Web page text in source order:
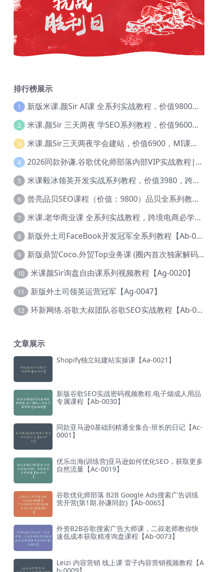
排行榜展示
1 新版米课.颜Sir AI课 全系列实战教程，价值9800，跨境首选！【Ag-0052】
2 米课.颜Sir 三天两夜 学SEO系列教程，价值9600元，跨境人都在学 【Ag-0056】
3 米课.颜Sir三天两夜学会建站，价值6900，MI课甄选课程 【Ag-0055】
4 2026同款孙谦.谷歌优化师部落内部VIP实战教程|价值4999元全网独家解码（官方报名版本）【@034】
5 米课毅冰领英开发实战系列教程，价值3980，跨境必选【Ag-0049】
6 曾亮品贝SEO课程（价值：9800）品贝全系列教程 【Ab-0022】
7 米课.老华商业课 全系列实战教程，跨境电商必学，价值16900元【Ag-0053】
8 新版外土司FaceBook开发冠军全系列教程【Ab-0021】
9 新版鼎贸Coco.外贸Top业务课 (圈内首次独家解码|460节课)【Ag-0091】
10 米课颜Sir询盘自由课系列视频教程【Ag-0020】
11 新版外土司领英运营冠军【Ag-0047】
12 环新网络.谷歌大叔团队谷歌SEO实战教程【Ab-0024】
文章展示
Shopify独立站建站实操课【Aa-0021】
新版谷歌SEO实战密码视频教程.电子烟成人用品
专属课程【Ab-0030】
同款亚马逊0基础到精通全集合-班长的日记【Ac-
0001】
优乐出海(训练营)亚马逊如何优化SEO，获取更多
自然流量【Ac-0019】
谷歌优化师部落 B2B Google Ads搜索广告训练
营开营(第1期.孙谦同款)【Ab-0065】
外资B2B谷歌搜索广告大师课，二叔老师教你快
速低成本获取精准询盘课程【Ab-0073】
Leizi 内容营销 线上课 雷子内容营销视频教程【A
b-0009】